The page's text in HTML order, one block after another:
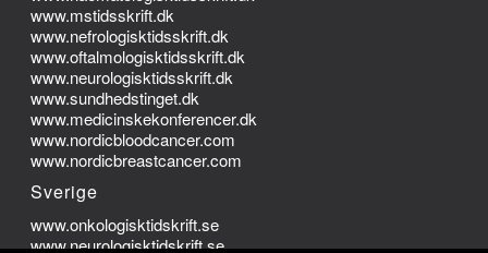
www.mstidsskrift.dk
www.nefrologisktidsskrift.dk
www.oftalmologisktidsskrift.dk
www.neurologisktidsskrift.dk
www.sundhedstinget.dk
www.medicinskekonferencer.dk
www.nordicbloodcancer.com
www.nordicbreastcancer.com
Sverige
www.onkologisktidskrift.se
www.neurologisktidskrift.se